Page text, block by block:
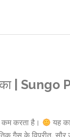
भूमिका |
कम करता है। यह